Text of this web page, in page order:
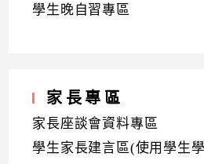
學生晚自習專區
家長專區
家長座談會資料專區
學生家長建言區(使用學生